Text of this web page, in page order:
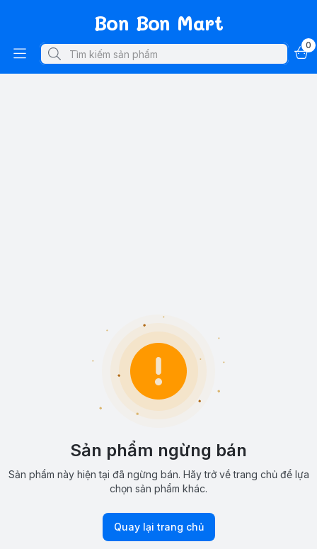
Bon Bon Mart
0
Sản phẩm ngừng bán
Sản phẩm này hiện tại đã ngừng bán. Hãy trở về trang chủ để lựa
chọn sản phẩm khác.
Quay lại trang chủ